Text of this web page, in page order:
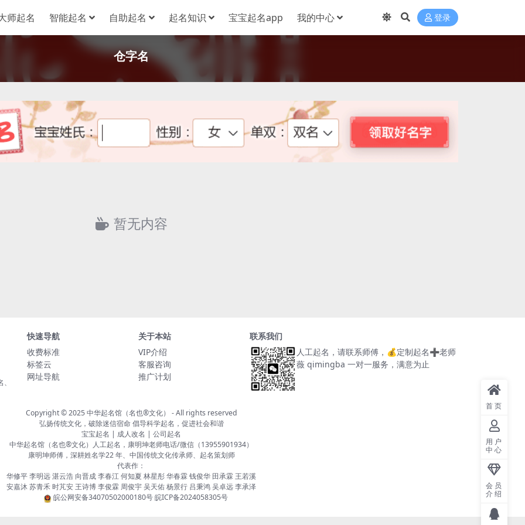
师起名 智能起名 自助起名 起名知识 宝宝起名app 我的中心 登录
仓字名
暂无内容
快速导航
收费标准
标签云
网址导航
关于本站
VIP介绍
客服咨询
推广计划
联系我们
人工起名，请联系师傅， 💰定制起名➕老师
薇 qimingba 一对一服务，满意为止
Copyright © 2025中华起名馆（名也®文化） - All rights reserved
弘扬传统文化，破除迷信宿命 倡导科学起名，促进社会和谐
宝宝起名 | 成人改名 | 公司起名
中华起名馆（名也®文化）人工起名，康明坤老师电话/微信（13955901934）
康明坤师傅，深耕姓名学22 年、中国传统文化传承师、起名策划师
代表作：
华修平 李明远 湛云浩 向晋成 李春江 何知夏 林星彤 华春霖 钱俊华 田承霖 王若溪
安嘉沐 苏青禾 时芃安 王诗博 李俊霖 周俊宇 吴天佑 杨景行 吕秉鸿 吴卓远 李承泽
皖公网安备34070502000180号皖ICP备2024058305号
首页
用户
中心
会员
介绍